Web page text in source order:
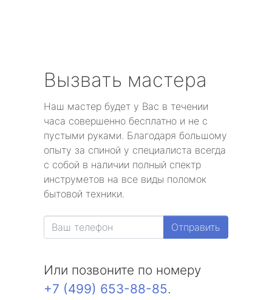
Вызвать мастера
Наш мастер будет у Вас в течении
часа совершенно бесплатно и не с
пустыми руками. Благодаря большому
опыту за спиной у специалиста всегда
с собой в наличии полный спектр
инструметов на все виды поломок
бытовой техники.
Отправить
Или позвоните по номеру
+7 (499) 653-88-85.